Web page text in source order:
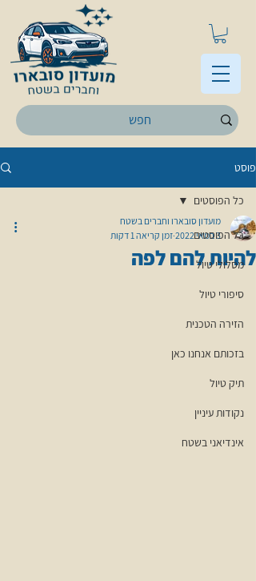
פוסט
כל הפוסטים
מסלולי טיול
סיפורי טיול
הזירה הטכנית
בזכותם אנחנו כאן
תיק טיול
נקודות עיניין
אינדיאני בשטח
כל הפוסטים
להיות להם לפה
מועדון סובארו וחברים בשטח
3 במאי 2022
זמן קריאה 1 דקות